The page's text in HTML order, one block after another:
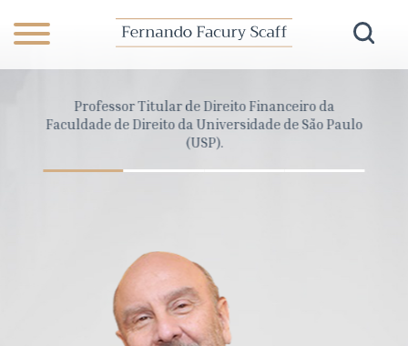
Professor Titular de Direito Financeiro da
Faculdade de Direito da Universidade de São Paulo
(USP).